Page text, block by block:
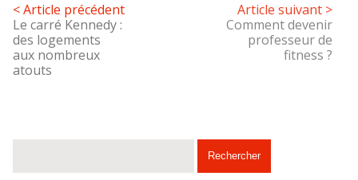
< Article précédent
Le carré Kennedy :
des logements
aux nombreux
atouts
Article suivant >
Comment devenir
professeur de
fitness ?